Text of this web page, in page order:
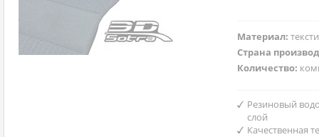
Материал:
Страна
Количество:
Резиновый
слой
Качественная